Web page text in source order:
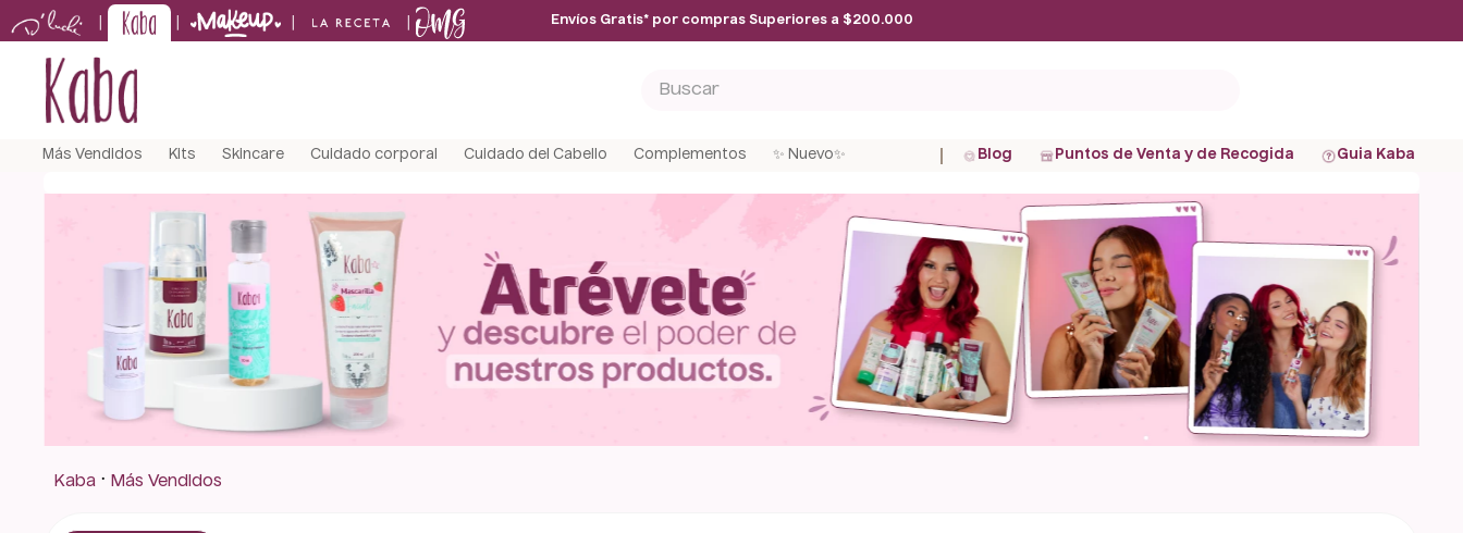
Envíos Gratis* por compras Superiores a $200.000
Más Vendidos Kits Skincare Cuidado corporal Cuidado del Cabello Complementos ✨ Nuevo✨ Blog Puntos de Venta y de Recogida Guia Kaba
Kaba Más Vendidos
.
.